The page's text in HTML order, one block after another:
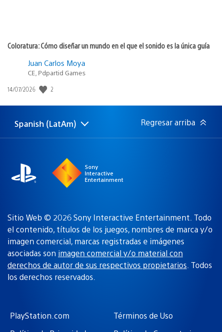
Coloratura: Cómo diseñar un mundo en el que el sonido es la única guía
Juan Carlos Moya
CE, Pdpartid Games
Fecha
publicación:
14/07/2026 2
Elige
una
Región
actual:
Spanish (LatAm) Regresar arriba
Sony
Interactive
Entertainment
Sitio Web © 2026 Sony Interactive Entertainment. Todo
el contenido, títulos de los juegos, nombres de marca y/o
imagen comercial, marcas registradas e imágenes
asociadas son imagen comercial y/o material con
derechos de autor de sus respectivos propietarios. Todos
los derechos reservados.
PlayStation.com
Términos de Uso